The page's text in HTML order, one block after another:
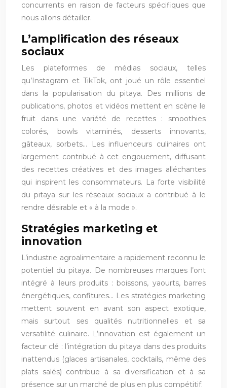
concurrents en raison de facteurs spécifiques que
nous allons détailler.
L’amplification des réseaux
sociaux
Les plateformes de médias sociaux, telles
qu’Instagram et TikTok, ont joué un rôle essentiel
dans la popularisation du pitaya. Des millions de
publications, photos et vidéos mettent en scène le
fruit dans une variété de recettes : smoothies
colorés, bowls vitaminés, desserts innovants,
gâteaux, sorbets… Les influenceurs culinaires ont
largement contribué à cet engouement, diffusant
des recettes créatives et des images alléchantes
qui inspirent les consommateurs. La forte visibilité
du pitaya sur les réseaux sociaux a contribué à le
rendre désirable et « à la mode ».
Stratégies marketing et
innovation
L’industrie agroalimentaire a rapidement reconnu le
potentiel du pitaya. De nombreuses marques l’ont
intégré à leurs produits : boissons, yaourts, barres
énergétiques, confitures… Les stratégies marketing
mettent souvent en avant son aspect exotique,
mais surtout ses qualités nutritionnelles et sa
versatilité culinaire. L’innovation est également un
facteur clé : l’intégration du pitaya dans des produits
inattendus (glaces artisanales, cocktails, même des
plats salés) contribue à sa diversification et à sa
présence sur un marché de plus en plus compétitif.